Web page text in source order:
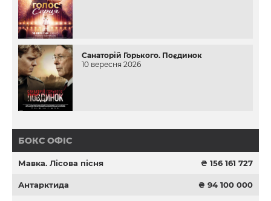
Санаторій Горького. Поєдинок
10 вересня 2026
БОКС ОФІС
Мавка. Лісова пісня ₴ 156 161 727
Антарктида ₴ 94 100 000